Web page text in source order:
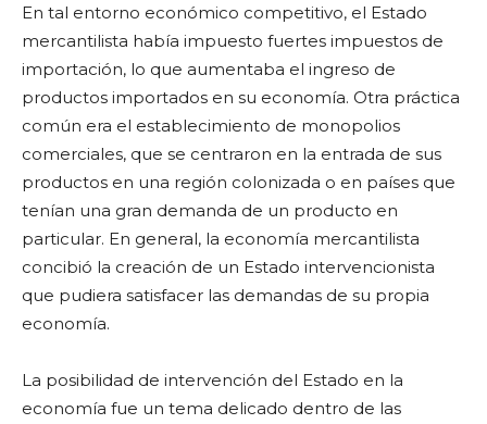
En tal entorno económico competitivo, el Estado
mercantilista había impuesto fuertes impuestos de
importación, lo que aumentaba el ingreso de
productos importados en su economía. Otra práctica
común era el establecimiento de monopolios
comerciales, que se centraron en la entrada de sus
productos en una región colonizada o en países que
tenían una gran demanda de un producto en
particular. En general, la economía mercantilista
concibió la creación de un Estado intervencionista
que pudiera satisfacer las demandas de su propia
economía.
La posibilidad de intervención del Estado en la
economía fue un tema delicado dentro de las